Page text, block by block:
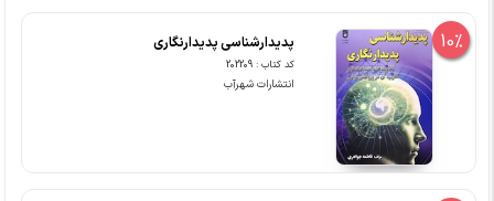
10% پدیدارشناسی پدیدارنگاری
کد کتاب : 202209
انتشارات شهرآب